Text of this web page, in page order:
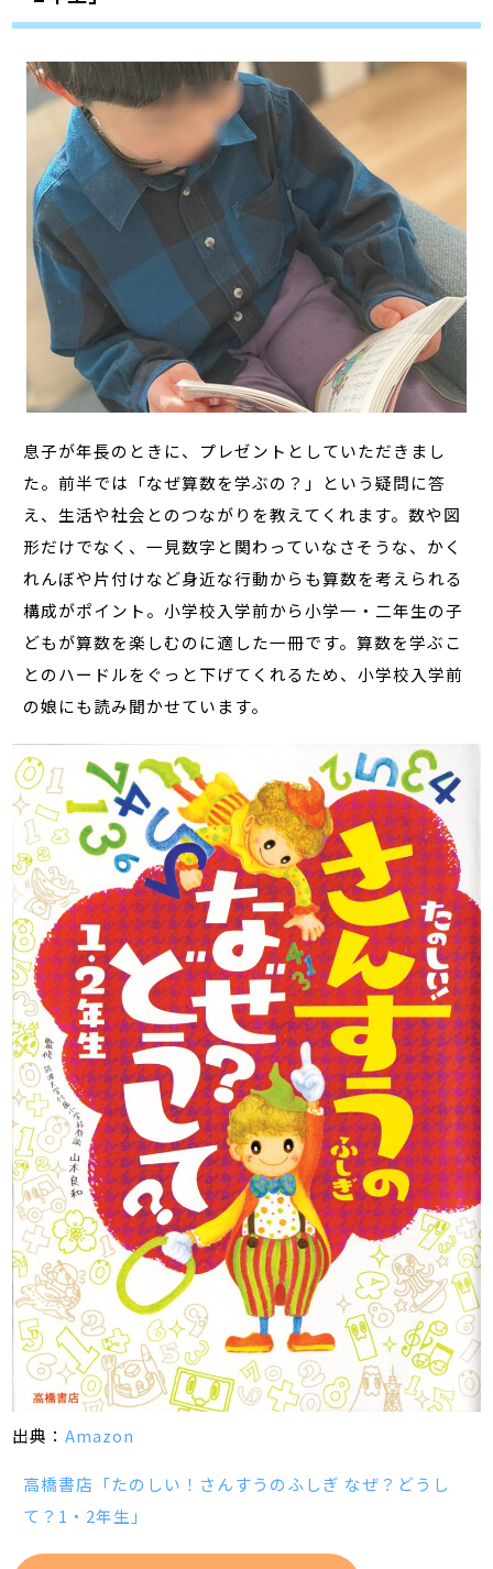
息子が年長のときに、プレゼントとしていただきまし
た。前半では「なぜ算数を学ぶの？」という疑問に答
え、生活や社会とのつながりを教えてくれます。数や図
形だけでなく、一見数字と関わっていなさそうな、かく
れんぼや片付けなど身近な行動からも算数を考えられる
構成がポイント。小学校入学前から小学一・二年生の子
どもが算数を楽しむのに適した一冊です。算数を学ぶこ
とのハードルをぐっと下げてくれるため、小学校入学前
の娘にも読み聞かせています。
出典：Amazon
高橋書店「たのしい！さんすうのふしぎ なぜ？どうし
て？1・2年生」